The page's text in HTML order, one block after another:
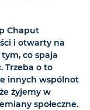
Chaput
i otwarty na
co spaja
Trzeba o to
innych wspólnot
żyjemy w
społeczne.